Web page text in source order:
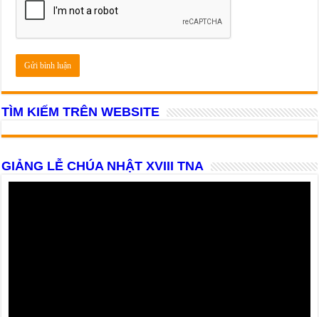
TÌM KIẾM TRÊN WEBSITE
GIẢNG LỄ CHÚA NHẬT XVIII TNA